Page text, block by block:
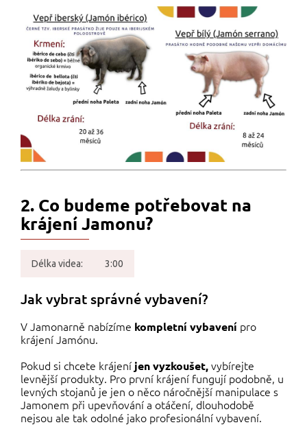
2. Co budeme potřebovat na
krájení Jamonu?
Délka videa: 3:00
Jak vybrat správné vybavení?
V Jamonarně nabízíme kompletní vybavení pro
krájení Jamónu.
Pokud si chcete krájení jen vyzkoušet,vybírejte
levnější produkty. Pro první krájení fungují podobně, u
levných stojanů je jen o něco náročnější manipulace s
Jamonem při upevňování a otáčení, dlouhodobě
nejsou ale tak odolné jako profesionální vybavení.